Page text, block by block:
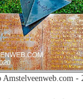
Amstelveenweb.com -